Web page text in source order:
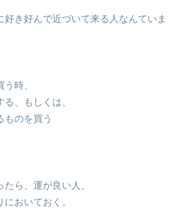
好き好んで近づいて来る人なんていま
時、
、もしくは、
ものを買う
ら、運が良い人、
おいておく。